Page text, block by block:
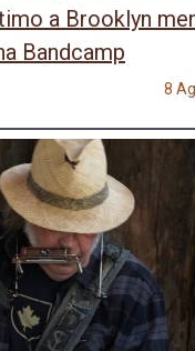
a Brooklyn
Bandcamp
8